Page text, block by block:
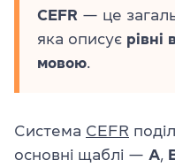
CEFR — це
яка описує рівні
мовою.
Система CEFR
основні щаблі — A,